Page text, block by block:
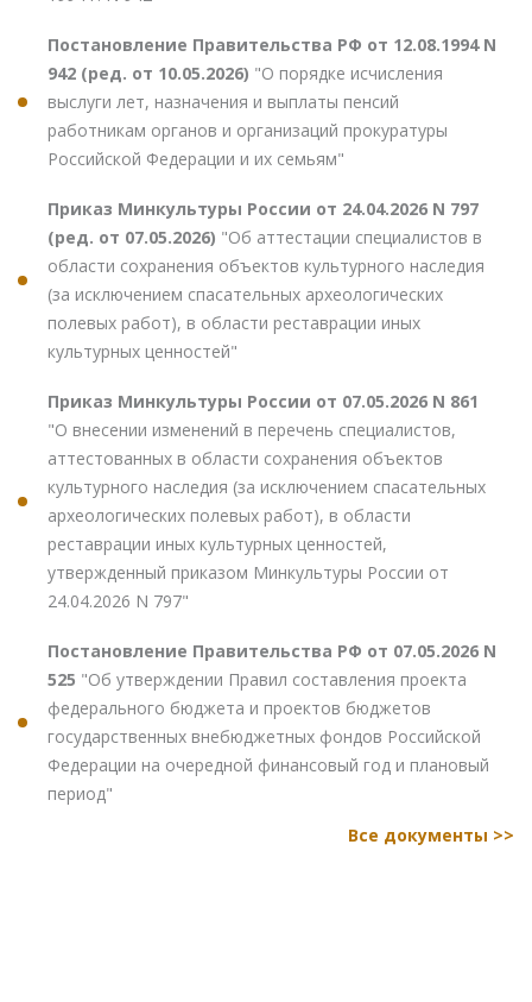
Постановление Правительства РФ от 12.08.1994 N
942 (ред. от 10.05.2026) "О порядке исчисления
выслуги лет, назначения и выплаты пенсий
работникам органов и организаций прокуратуры
Российской Федерации и их семьям"
Приказ Минкультуры России от 24.04.2026 N 797
(ред. от 07.05.2026) "Об аттестации специалистов в
области сохранения объектов культурного наследия
(за исключением спасательных археологических
полевых работ), в области реставрации иных
культурных ценностей"
Приказ Минкультуры России от 07.05.2026 N 861
"О внесении изменений в перечень специалистов,
аттестованных в области сохранения объектов
культурного наследия (за исключением спасательных
археологических полевых работ), в области
реставрации иных культурных ценностей,
утвержденный приказом Минкультуры России от
24.04.2026 N 797"
Постановление Правительства РФ от 07.05.2026 N
525 "Об утверждении Правил составления проекта
федерального бюджета и проектов бюджетов
государственных внебюджетных фондов Российской
Федерации на очередной финансовый год и плановый
период"
Все документы >>